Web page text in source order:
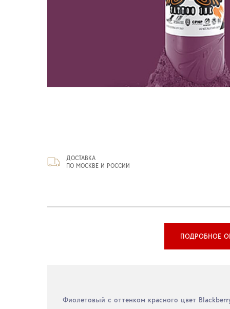
ДОСТАВКА
ПО МОСКВЕ И РОССИИ
ПОДРОБНОЕ
Фиолетовый с оттенком красного цвет